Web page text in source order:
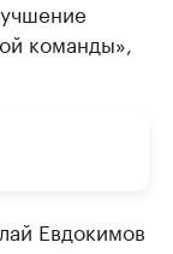
команды»,
Евдокимов